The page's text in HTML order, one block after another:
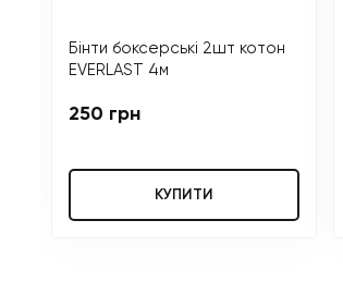
Бінти боксерські 2шт котон
EVERLAST 4м
250 грн
КУПИТИ